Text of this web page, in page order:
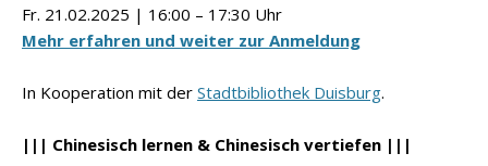
Fr. 21.02.2025 | 16:00 – 17:30 Uhr
Mehr erfahren und weiter zur Anmeldung
In Kooperation mit der Stadtbibliothek Duisburg.
||| Chinesisch lernen & Chinesisch vertiefen |||